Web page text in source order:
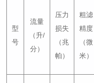
型
号
流量
（升/
分）
压力
损失
（兆
帕）
粗滤
精度
（微
米）